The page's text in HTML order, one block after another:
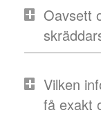
Oavsett
Vilken
få exakt